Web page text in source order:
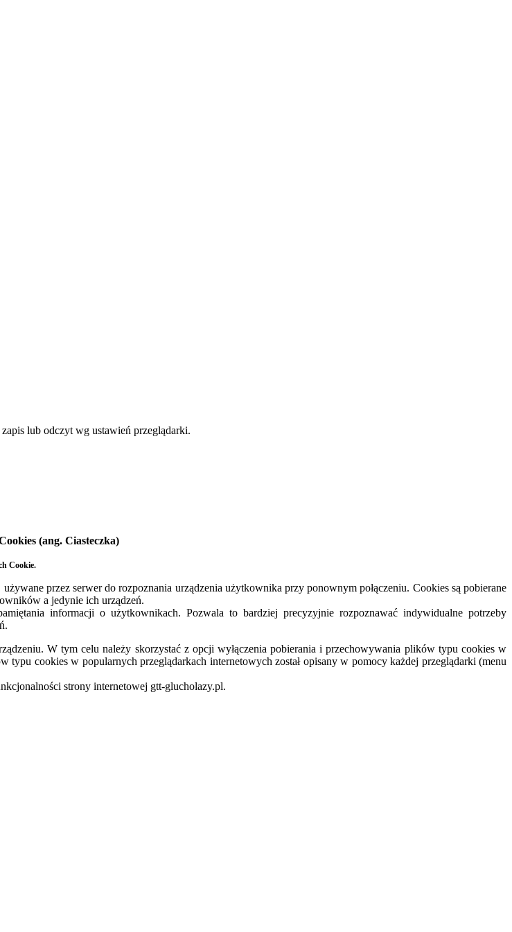
lub odczyt wg ustawień przeglądarki.
(ang. Ciasteczka)
Cookie.
przez serwer do rozpoznania urządzenia użytkownika przy ponownym połączeniu. Cookies są pobierane
a jedynie ich urządzeń.
informacji o użytkownikach. Pozwala to bardziej precyzyjnie rozpoznawać indywidualne potrzeby
W tym celu należy skorzystać z opcji wyłączenia pobierania i przechowywania plików typu cookies w
cookies w popularnych przeglądarkach internetowych został opisany w pomocy każdej przeglądarki (menu
strony internetowej gtt-glucholazy.pl.